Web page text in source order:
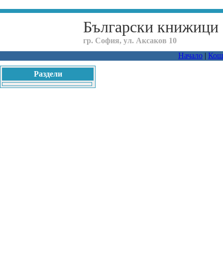
Български книжици
гр. София, ул. Аксаков 10
Начало |
Раздели